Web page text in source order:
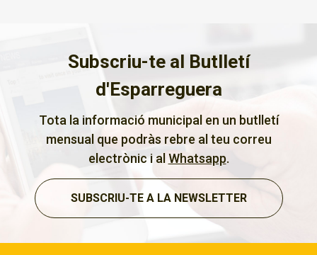
Subscriu-te al Butlletí
d'Esparreguera
Tota la informació municipal en un butlletí
mensual que podràs rebre al teu correu
electrònic i alWhatsapp.
SUBSCRIU-TE A LA NEWSLETTER